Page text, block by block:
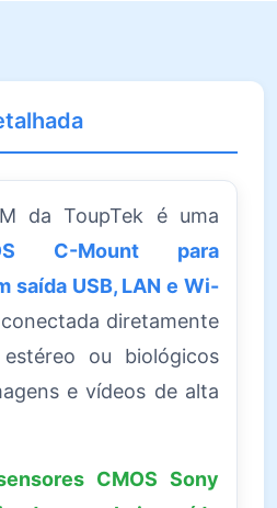
da ToupTek é uma
C-Mount para
saída USB, LAN e Wi-
diretamente
ou biológicos
e vídeos de alta
CMOS Sony